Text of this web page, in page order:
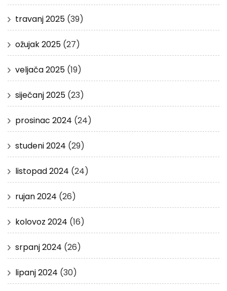
travanj 2025 (39)
ožujak 2025 (27)
veljača 2025 (19)
siječanj 2025 (23)
prosinac 2024 (24)
studeni 2024 (29)
listopad 2024 (24)
rujan 2024 (26)
kolovoz 2024 (16)
srpanj 2024 (26)
lipanj 2024 (30)